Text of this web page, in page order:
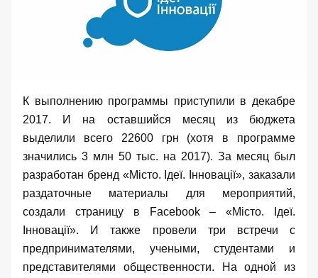
К выполнениюпрограммы приступили в декабре
2017. И на оставшийся месяц из бюджета
выделили всего 22600 грн (хотя в программе
значились 3 млн 50 тыс. на 2017). За месяц был
разработан бренд «Місто. Ідеї. Інновації»,заказали
раздаточные материалы для мероприятий,
создали страницу в
Facebook–«Місто. Ідеї.
Інновації». И также провели три встречи с
предпринимателями, учеными, студентами и
представителями общественности. На одной из